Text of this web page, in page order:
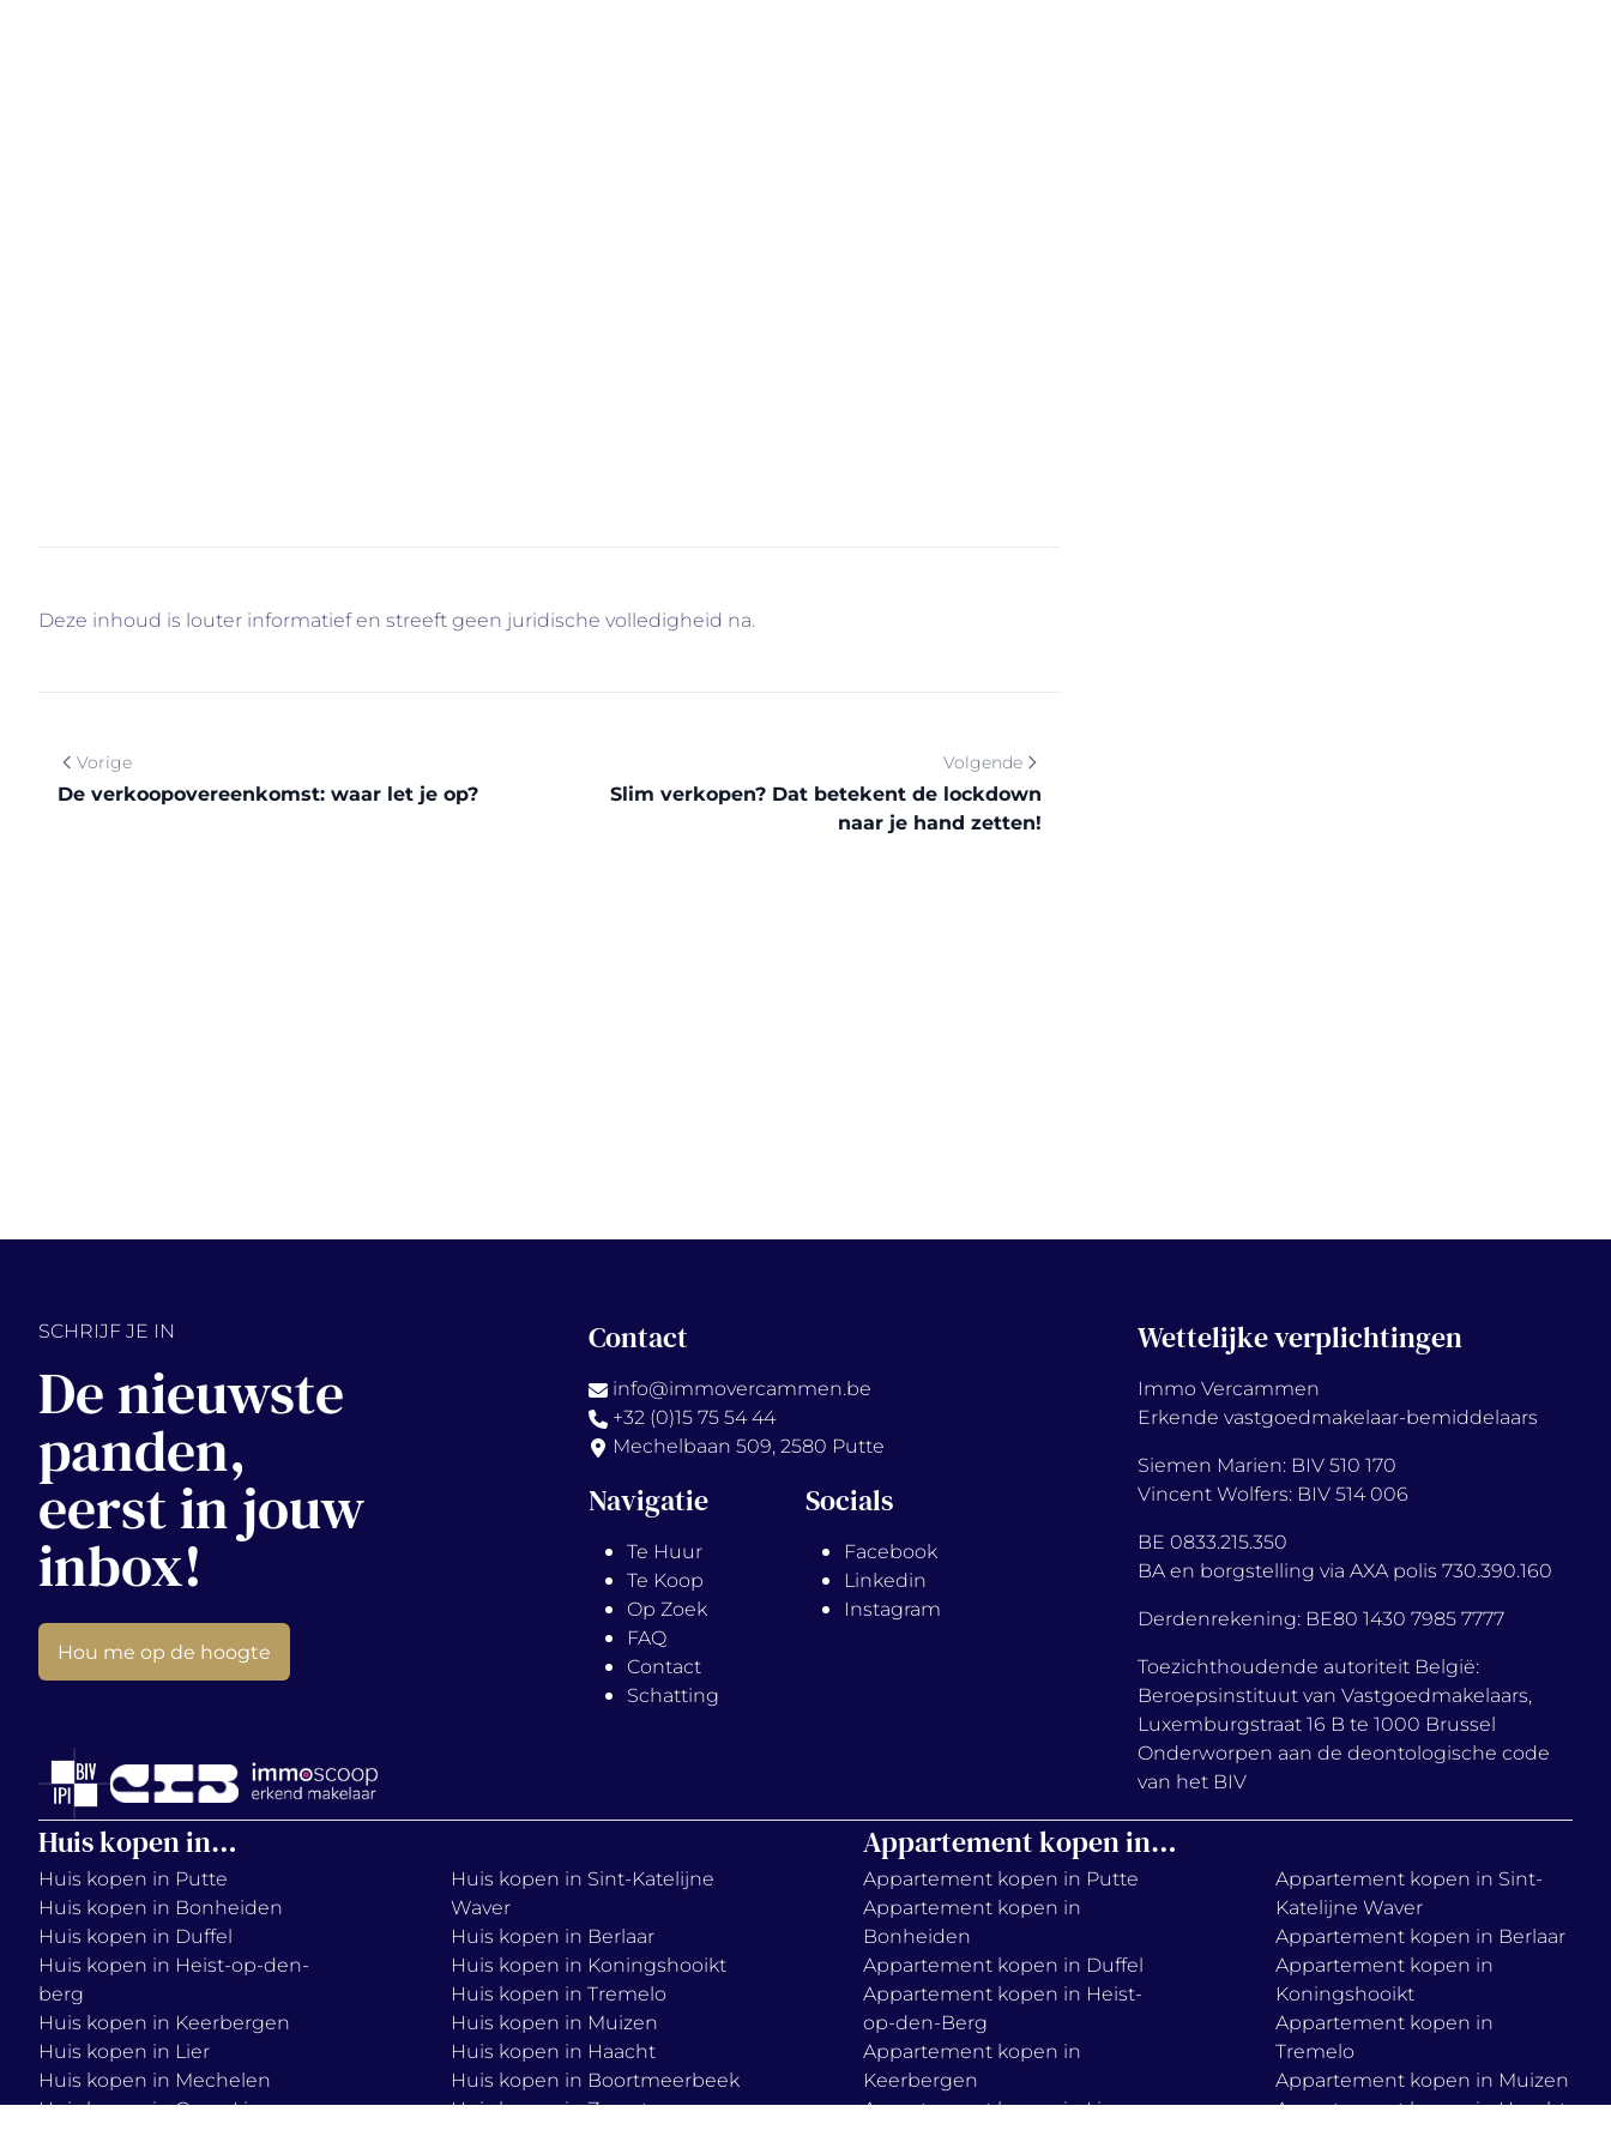
Deze inhoud is louter informatief en streeft geen juridische volledigheid na.
Vorige
De verkoopovereenkomst: waar let je op?
Volgende
Slim verkopen? Dat betekent de lockdown
naar je hand zetten!
SCHRIJF JE IN
De nieuwste
panden,
eerst in jouw
inbox!
Hou me op de hoogte
Contact
info@immovercammen.be
+32 (0)15 75 54 44
Mechelbaan 509, 2580 Putte
Navigatie
Te Huur
Te Koop
Op Zoek
FAQ
Contact
Schatting
Socials
Facebook
Linkedin
Instagram
Wettelijke verplichtingen
Immo Vercammen
Erkende vastgoedmakelaar-bemiddelaars
Siemen Marien: BIV 510 170
Vincent Wolfers: BIV 514 006
BE 0833.215.350
BA en borgstelling via AXA polis 730.390.160
Derdenrekening: BE80 1430 7985 7777
Toezichthoudende autoriteit België:
Beroepsinstituut van Vastgoedmakelaars,
Luxemburgstraat 16 B te 1000 Brussel
Onderworpen aan de deontologische code
van het BIV
Huis kopen in… Appartement kopen in…
Huis kopen in Putte
Huis kopen in Bonheiden
Huis kopen in Duffel
Huis kopen in Heist-op-den-
berg
Huis kopen in Keerbergen
Huis kopen in Lier
Huis kopen in Mechelen
Huis kopen in Onze-Lieve-
Huis kopen in Sint-Katelijne
Waver
Huis kopen in Berlaar
Huis kopen in Koningshooikt
Huis kopen in Tremelo
Huis kopen in Muizen
Huis kopen in Haacht
Huis kopen in Boortmeerbeek
Huis kopen in Zemst
Appartement kopen in Putte
Appartement kopen in
Bonheiden
Appartement kopen in Duffel
Appartement kopen in Heist-
op-den-Berg
Appartement kopen in
Keerbergen
Appartement kopen in Lier
Appartement kopen in Sint-
Katelijne Waver
Appartement kopen in Berlaar
Appartement kopen in
Koningshooikt
Appartement kopen in
Tremelo
Appartement kopen in Muizen
Appartement kopen in Haacht